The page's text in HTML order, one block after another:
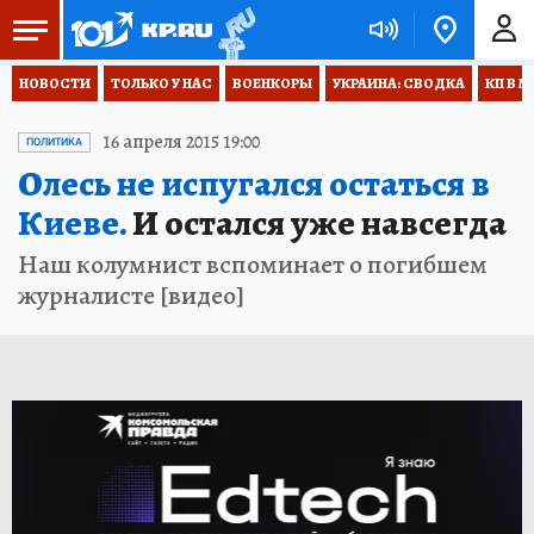
НОВОСТИ ТОЛЬКО У НАС ВОЕНКОРЫ УКРАИНА: СВОДКА КП В
ПОЛИТИКА 16 апреля 2015 19:00
Олесь не испугался остаться в
Киеве.И остался уже навсегда
Наш колумнист вспоминает о погибшем
журналисте [видео]